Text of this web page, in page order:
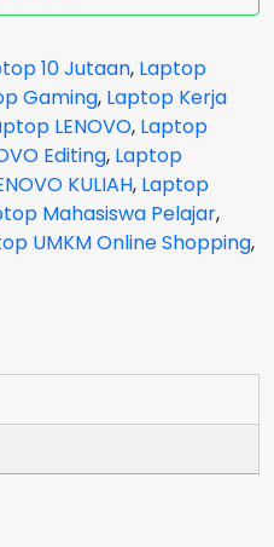
10 Jutaan, Laptop
Gaming, Laptop Kerja
LENOVO, Laptop
Editing, Laptop
KULIAH, Laptop
Mahasiswa Pelajar,
UMKM Online Shopping,